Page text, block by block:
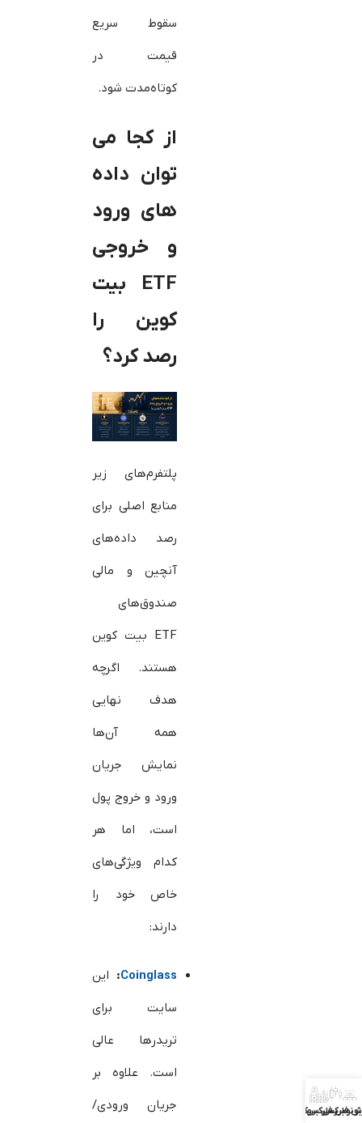
سقوط سریع
قیمت در
کوتاه‌مدت شود.
از کجا می
توان داده
های ورود
و خروجی
ETF بیت
کوین را
رصد کرد؟
پلتفرم‌های زیر
منابع اصلی برای
رصد داده‌های
آنچین و مالی
صندوق‌های
ETF بیت‌ کوین
هستند. اگرچه
هدف نهایی
همه آن‌ها
نمایش جریان
ورود و خروج پول
است، اما هر
کدام ویژگی‌های
خاص خود را
دارند:
Coinglass
: این
سایت برای
تریدرها عالی
است. علاوه بر
جریان ورودی/
فارکس
بونوس فارکس
بررسی بروکرها